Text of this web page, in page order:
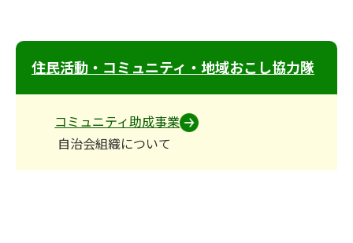
住民活動・コミュニティ・地域おこし協力隊
コミュニティ助成事業
自治会組織について